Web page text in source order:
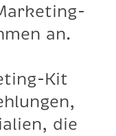
an.
Kit
die